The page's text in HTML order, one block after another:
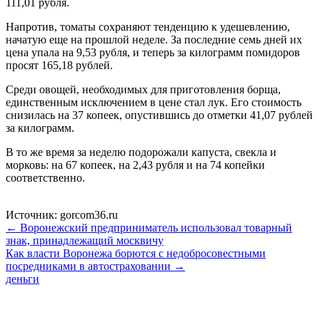
111,01 рубля.
Напротив, томаты сохраняют тенденцию к удешевлению,
начатую еще на прошлой неделе. За последние семь дней их
цена упала на 9,53 рубля, и теперь за килограмм помидоров
просят 165,18 рублей.
Среди овощей, необходимых для приготовления борща,
единственным исключением в цене стал лук. Его стоимость
снизилась на 37 копеек, опустившись до отметки 41,07 рублей
за килограмм.
В то же время за неделю подорожали капуста, свекла и
морковь: на 67 копеек, на 2,43 рубля и на 74 копейки
соответственно.
Источник: gorcom36.ru
← Воронежский предприниматель использовал товарный
знак, принадлежащий москвичу
Как власти Воронежа борются с недобросовестными
посредниками в автостраховании →
деньги